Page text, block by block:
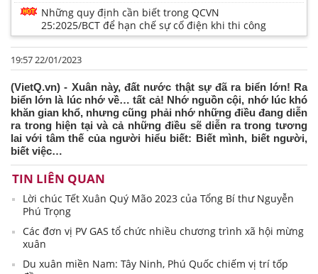
Những quy định cần biết trong QCVN
25:2025/BCT để hạn chế sự cố điện khi thi công
19:57 22/01/2023
(VietQ.vn) - Xuân này, đất nước thật sự đã ra biển lớn! Ra
biển lớn là lúc nhớ về… tất cả! Nhớ nguồn cội, nhớ lúc khó
khăn gian khổ, nhưng cũng phải nhớ những điều đang diễn
ra trong hiện tại và cả những điều sẽ diễn ra trong tương
lai với tâm thế của người hiểu biết: Biết mình, biết người,
biết việc…
TIN LIÊN QUAN
Lời chúc Tết Xuân Quý Mão 2023 của Tổng Bí thư Nguyễn
Phú Trọng
Các đơn vị PV GAS tổ chức nhiều chương trình xã hội mừng
xuân
Du xuân miền Nam: Tây Ninh, Phú Quốc chiếm vị trí tốp